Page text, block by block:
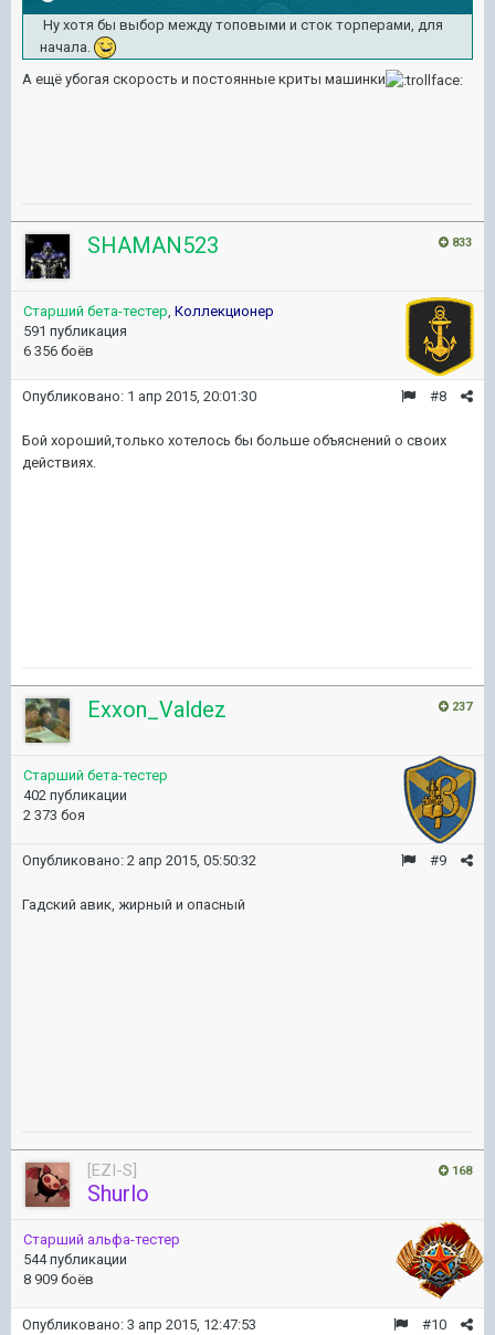
Ну хотя бы выбор между топовыми и сток торперами, для
начала.
А ещё убогая скорость и постоянные криты машинки
833
SHAMAN523
Старший бета-тестер Коллекционер
591 публикация
6 356 боёв
#8
Опубликовано: 1 апр 2015, 20:01:30
Бой хороший,только хотелось бы больше объяснений о своих
действиях.
237
Exxon_Valdez
Старший бета-тестер
402 публикации
2 373 боя
#9
Опубликовано: 2 апр 2015, 05:50:32
Гадский авик, жирный и опасный
168
[EZI-S]
Shurlo
Старший альфа-тестер
544 публикации
8 909 боёв
#10
Опубликовано: 3 апр 2015, 12:47:53